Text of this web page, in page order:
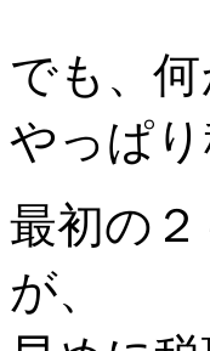
でも、
やっぱ
最初の
が、